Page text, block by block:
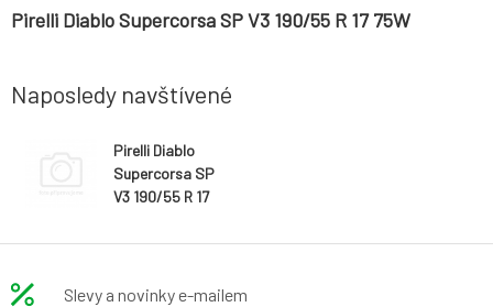
Pirelli Diablo Supercorsa SP V3 190/55 R 17 75W
Naposledy navštívené
Pirelli Diablo
Supercorsa SP
V3 190/55 R 17
Slevy a novinky e-mailem